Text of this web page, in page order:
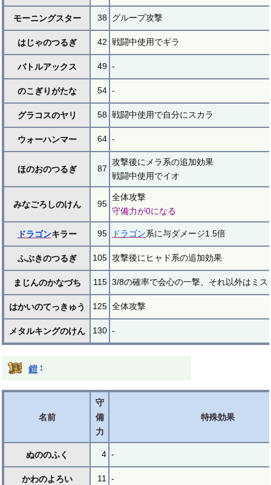
モーニングスター 38 グループ攻撃
はじゃのつるぎ 42 戦闘中使用でギラ
バトルアックス 49 -
のこぎりがたな 54 -
グラコスのヤリ 58 戦闘中使用で自分にスカラ
ウォーハンマー 64 -
ほのおのつるぎ 87
攻撃後にメラ系の追加効果
戦闘中使用でイオ
みなごろしのけん 95
全体攻撃
守備力が0になる
ドラゴンキラー 95 ドラゴン系に与ダメージ1.5倍
ふぶきのつるぎ 105 攻撃後にヒャド系の追加効果
まじんのかなづち 115 3/8の確率で会心の一撃、それ以外はミス
はかいのてっきゅう 125 全体攻撃
メタルキングのけん 130 -
鎧 †
名前
守
備
力
特殊効果
ぬののふく 4 -
かわのよろい 11 -